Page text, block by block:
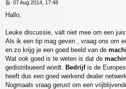
P
s
07 Aug 2014, 17:48
Hallo,
Leuke discussie, valt niet mee om een
Als ik een tip mag geven , vraag ons om
en zo krijg je een goed beeld van de
Wat ook goed is te weten is dat de
gedistribueerd wordt.
Bedrijf is de
heeft dus een goed werkend dealer netwerk.
Nogmaals vraag gerust om een